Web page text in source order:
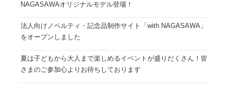
NAGASAWAオリジナルモデル登場！
法人向けノベルティ・記念品制作サイト「with NAGASAWA」
をオープンしました
夏は子どもから大人まで楽しめるイベントが盛りだくさん！皆
さまのご参加心よりお待ちしております